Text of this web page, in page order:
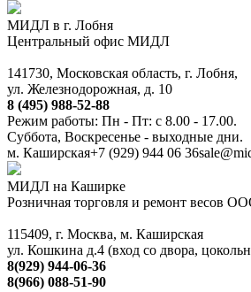
МИДЛ в г. Лобня
Центральный офис МИДЛ
141730, Московская область, г. Лобня,
ул. Железнодорожная, д. 10
8 (495) 988-52-88
Режим работы: Пн - Пт: с 8.00 - 17.00.
Суббота, Воскресенье - выходные дни.
м. Каширская+7 (929) 944 06 36
МИДЛ на Каширке
Розничная торговля и ремонт весов
115409, г. Москва, м. Каширская
ул. Кошкина д.4 (вход со двора,
8(929) 944-06-36
8(966) 088-51-90